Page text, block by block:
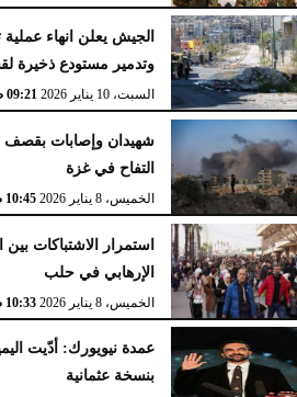
الجيش يعلن انهاء
وتدمير مستودع ذخيرة
السبت، 10 يناير 2026 09:21 صـ
شهيدان وإصابات بقصف
التفاح في غزة
الخميس، 8 يناير 2026 10:45 صـ
استمرار الاشتباكات
الإرهابي في حلب
الخميس، 8 يناير 2026 10:33 صـ
عمدة نيويورك: أدّيت
بنسخة عثمانية